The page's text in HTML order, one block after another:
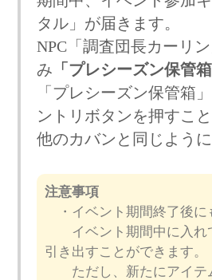
タル」が届きます。
NPC「調査団長カーリ
み 「プレシーズン保管
「プレシーズン保管箱
ントリボタンを押すこ
他のカバンと同じよう
注意事項
・イベント期間終了後に
イベント期間中に入れ
引き出すことができます。
ただし、新たにアイテ